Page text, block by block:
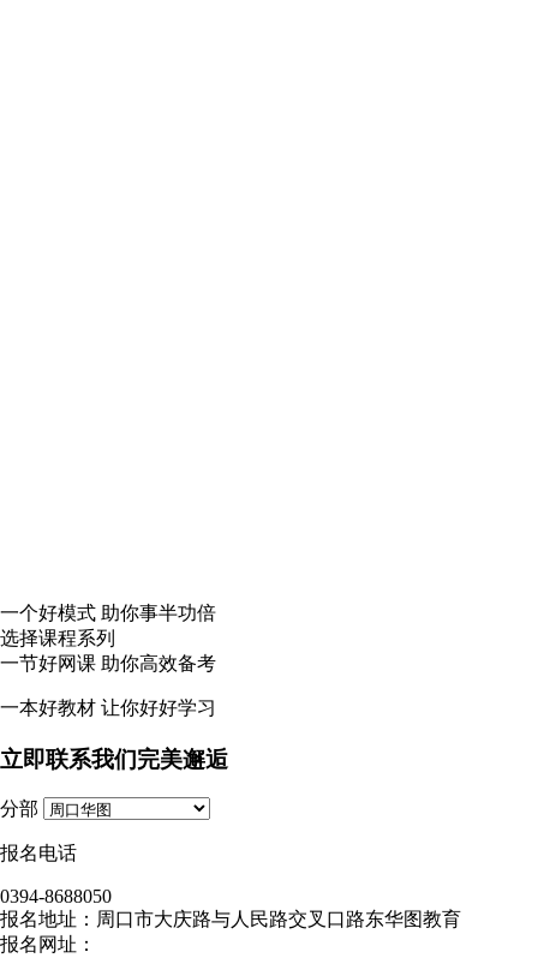
一个好模式 助你事半功倍
选择课程系列
一节好网课 助你高效备考
一本好教材 让你好好学习
立即联系我们完美邂逅
分部
报名电话
0394-8688050
报名地址：周口市大庆路与人民路交叉口路东华图教育
报名网址：